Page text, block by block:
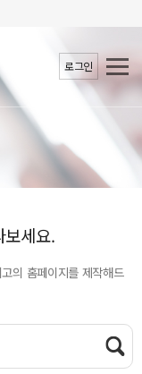
로그인
보세요.
의 홈페이지를 제작해드